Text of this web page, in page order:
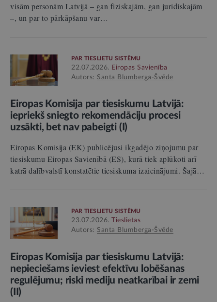
visām personām Latvijā – gan fiziskajām, gan juridiskajām
–, un par to pārkāpšanu var…
PAR TIESLIETU SISTĒMU
22.07.2026. Eiropas Savienība
Autors: Santa Blumberga-Švēde
Eiropas Komisija par tiesiskumu Latvijā:
iepriekš sniegto rekomendāciju procesi
uzsākti, bet nav pabeigti (I)
Eiropas Komisija (EK) publicējusi ikgadējo ziņojumu par
tiesiskumu Eiropas Savienībā (ES), kurā tiek aplūkoti arī
katrā dalībvalstī konstatētie tiesiskuma izaicinājumi. Šajā…
PAR TIESLIETU SISTĒMU
23.07.2026.
Tieslietas
Autors: Santa Blumberga-Švēde
Eiropas Komisija par tiesiskumu Latvijā:
nepieciešams ieviest efektīvu lobēšanas
regulējumu; riski mediju neatkarībai ir zemi
(II)